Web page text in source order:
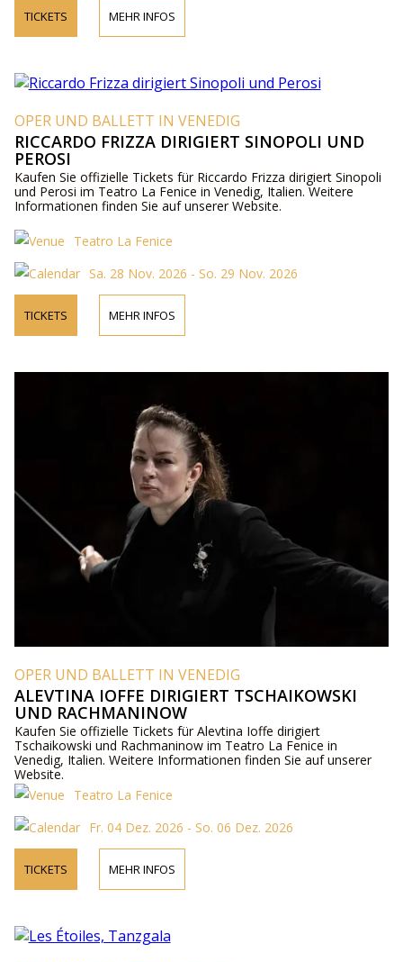
TICKETS MEHR INFOS
OPER UND BALLETT IN VENEDIG
RICCARDO FRIZZA DIRIGIERT SINOPOLI UND
PEROSI
Kaufen Sie offizielle Tickets für Riccardo Frizza dirigiert Sinopoli
und Perosi im Teatro La Fenice in Venedig, Italien. Weitere
Informationen finden Sie auf unserer Website.
Teatro La Fenice
Sa. 28 Nov. 2026 - So. 29 Nov. 2026
TICKETS MEHR INFOS
OPER UND BALLETT IN VENEDIG
ALEVTINA IOFFE DIRIGIERT TSCHAIKOWSKI
UND RACHMANINOW
Kaufen Sie offizielle Tickets für Alevtina Ioffe dirigiert
Tschaikowski und Rachmaninow im Teatro La Fenice in
Venedig, Italien. Weitere Informationen finden Sie auf unserer
Website.
Teatro La Fenice
Fr. 04 Dez. 2026 - So. 06 Dez. 2026
TICKETS MEHR INFOS